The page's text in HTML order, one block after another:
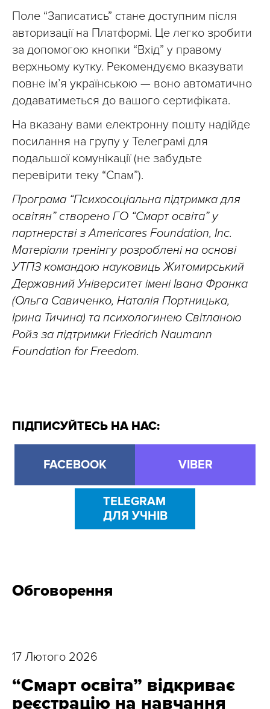
Поле “Записатись” стане доступним після
авторизації на Платформі. Це легко зробити
за допомогою кнопки “Вхід” у правому
верхньому кутку. Рекомендуємо вказувати
повне ім’я українською — воно автоматично
додаватиметься до вашого сертифіката.
На вказану вами електронну пошту надійде
посилання на групу у Телеграмі для
подальшої комунікації (не забудьте
перевірити теку “Спам”).
Програма “Психосоціальна підтримка для
освітян” створено ГО “Смарт освіта” у
партнерстві з Americares Foundation, Inc.
Матеріали тренінгу розроблені на основі
УТПЗ командою науковиць Житомирський
Державний Університет імені Івана Франка
(Ольга Савиченко, Наталія Портницька,
Ірина Тичина) та психологинею Світланою
Ройз за підтримки Friedrich Naumann
Foundation for Freedom.
ПІДПИСУЙТЕСЬ НА НАС:
FACEBOOK VIBER
TELEGRAM
ДЛЯ УЧНІВ
Обговорення
17 Лютого 2026
“Смарт освіта” відкриває
реєстрацію на навчання